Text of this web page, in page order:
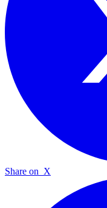
Share on X